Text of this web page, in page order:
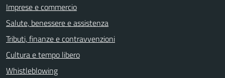
Imprese e commercio
Salute, benessere e assistenza
Tributi, finanze e contravvenzioni
Cultura e tempo libero
Whistleblowing